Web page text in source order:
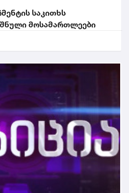
საკითხს
მოსამართლეები